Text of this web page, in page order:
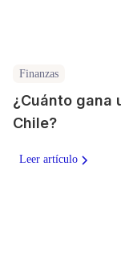
Finanzas
¿Cuánto gana
Chile?
Leer artículo